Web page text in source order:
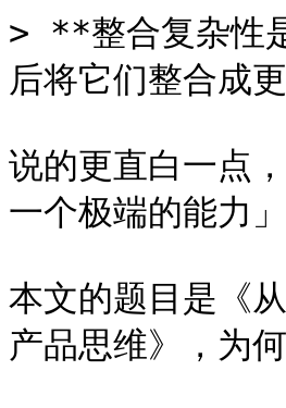
> **整合复杂性
后将它们整合成
说的更直白一点
一个极端的能力
本文的题目是《
产品思维》，为